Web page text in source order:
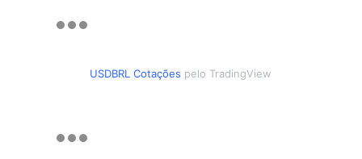
USDBRL Cotações pelo TradingView